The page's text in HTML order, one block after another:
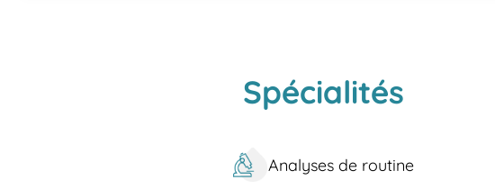
Comment nous trouver à Beauvais? Notre laboratoire est facile
Vous pouvez également utiliser la ligne 4 à l'arrêt Paul Vaillant
À propos de Beauvais Située dans l’Oise, la ville de Beauvais est
Spécialités
Analyses de routine